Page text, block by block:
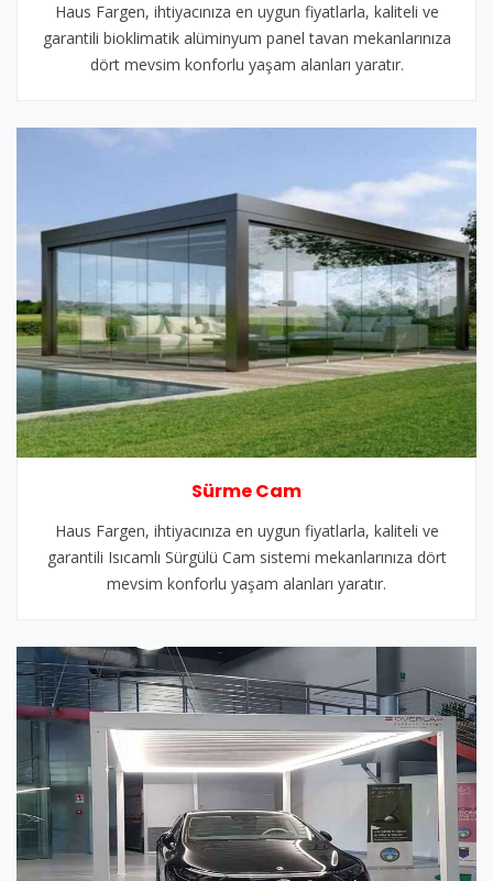
Haus Fargen, ihtiyacınıza en uygun fiyatlarla, kaliteli ve
garantili bioklimatik alüminyum panel tavan mekanlarınıza
dört mevsim konforlu yaşam alanları yaratır.
Sürme Cam
Haus Fargen, ihtiyacınıza en uygun fiyatlarla, kaliteli ve
garantili Isıcamlı Sürgülü Cam sistemi mekanlarınıza dört
mevsim konforlu yaşam alanları yaratır.